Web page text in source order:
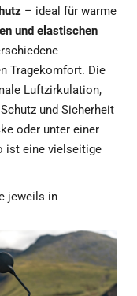
– ideal für warme
und elastischen
Tragekomfort. Die
Luftzirkulation,
und Sicherheit
oder unter einer
ist eine vielseitige
jeweils in